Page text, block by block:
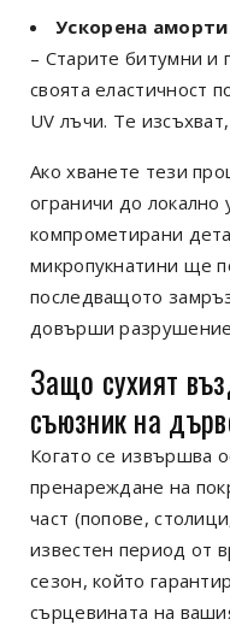
Ускорена
– Старите битумни и
своята еластичност
UV лъчи. Те
Ако хванете тези
ограничи до локално
компрометирани
микропукнатини ще
последващото
довърши
Защо сухият
съюзник на
Когато се извършва
пренареждане на
част (попове,
известен период от
сезон, който
сърцевината на